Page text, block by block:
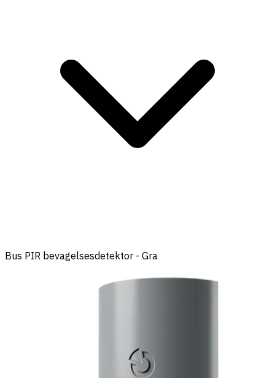
Bus PIR bevagelsesdetektor - Gra